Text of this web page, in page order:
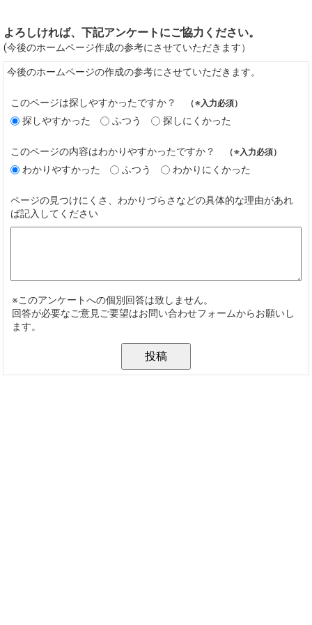
よろしければ、下記アンケートにご協力ください。
(今後のホームページ作成の参考にさせていただきます）
今後のホームページの作成の参考にさせていただきます。
このページは探しやすかったですか？ （※入力必須）
探しやすかった ふつう 探しにくかった
このページの内容はわかりやすかったですか？ （※入力必須）
わかりやすかった ふつう わかりにくかった
ページの見つけにくさ、わかりづらさなどの具体的な理由があれ
ば記入してください
※このアンケートへの個別回答は致しません。
回答が必要なご意見ご要望はお問い合わせフォームからお願いし
ます。